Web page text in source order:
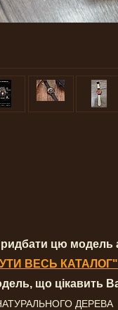
цю модель
ВЕСЬ КАТАЛОГ"
що цікавить
ДЕРЕВА